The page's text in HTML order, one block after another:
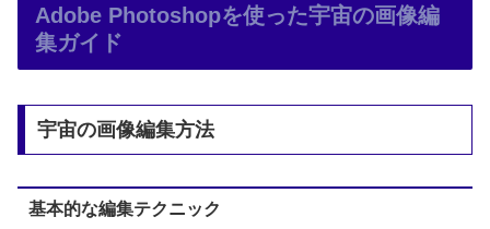
Adobe Photoshopを使った宇宙の画像編
集ガイド
宇宙の画像編集方法
基本的な編集テクニック